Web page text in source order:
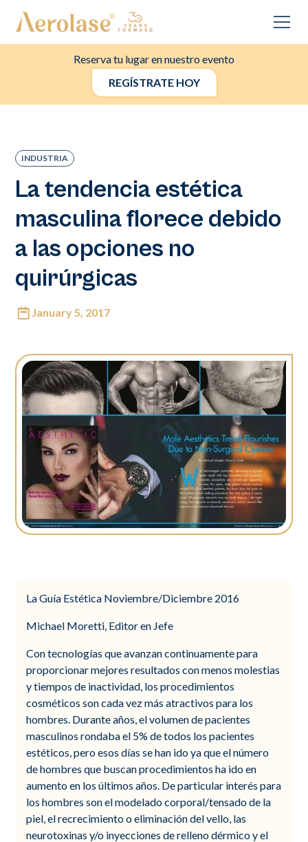
Reserva tu lugar en nuestro evento
REGÍSTRATE HOY
INDUSTRIA
La tendencia estética
masculina florece debido
a las opciones no
quirúrgicas
January 5, 2017
La Guía Estética Noviembre/Diciembre 2016
Michael Moretti, Editor en Jefe
Con tecnologías que avanzan continuamente para
proporcionar mejores resultados con menos molestias
y tiempos de inactividad, los procedimientos
cosméticos son cada vez más atractivos para los
hombres. Durante años, el volumen de pacientes
masculinos rondaba el 5% de todos los pacientes
estéticos, pero esos días se han ido ya que el número
de hombres que buscan procedimientos ha ido en
aumento en los últimos años. De particular interés para
los hombres son el modelado corporal/tensado de la
piel, el recrecimiento o eliminación del vello, las
neurotoxinas y/o inyecciones de relleno dérmico y el